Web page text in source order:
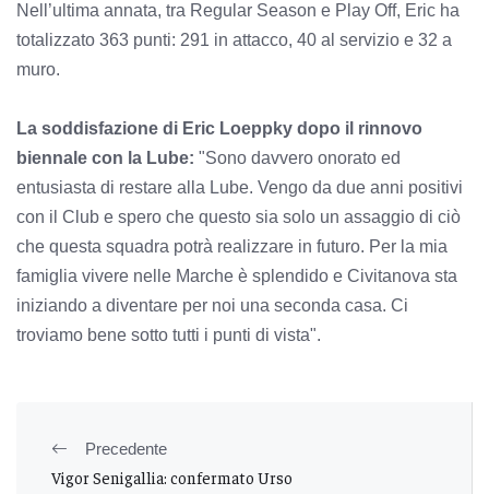
Nell’ultima annata, tra Regular Season e Play Off, Eric ha
totalizzato 363 punti: 291 in attacco, 40 al servizio e 32 a
muro.
La soddisfazione di Eric Loeppky dopo il rinnovo
biennale con la Lube: "Sono davvero onorato ed
entusiasta di restare alla Lube. Vengo da due anni positivi
con il Club e spero che questo sia solo un assaggio di ciò
che questa squadra potrà realizzare in futuro. Per la mia
famiglia vivere nelle Marche è splendido e Civitanova sta
iniziando a diventare per noi una seconda casa. Ci
troviamo bene sotto tutti i punti di vista".
Precedente
Vigor Senigallia: confermato Urso